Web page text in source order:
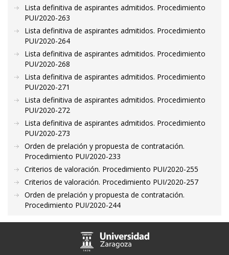
Lista definitiva de aspirantes admitidos. Procedimiento
PUI/2020-263
Lista definitiva de aspirantes admitidos. Procedimiento
PUI/2020-264
Lista definitiva de aspirantes admitidos. Procedimiento
PUI/2020-268
Lista definitiva de aspirantes admitidos. Procedimiento
PUI/2020-271
Lista definitiva de aspirantes admitidos. Procedimiento
PUI/2020-272
Lista definitiva de aspirantes admitidos. Procedimiento
PUI/2020-273
Orden de prelación y propuesta de contratación.
Procedimiento PUI/2020-233
Criterios de valoración. Procedimiento PUI/2020-255
Criterios de valoración. Procedimiento PUI/2020-257
Orden de prelación y propuesta de contratación.
Procedimiento PUI/2020-244